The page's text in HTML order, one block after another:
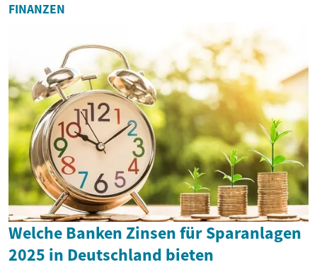
FINANZEN
Welche Banken Zinsen für Sparanlagen
2025 in Deutschland bieten